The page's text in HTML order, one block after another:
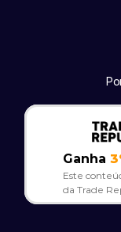
Ganha
Este
da Trade